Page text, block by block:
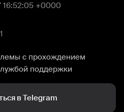
+0000
с прохождением
поддержки
в Telegram